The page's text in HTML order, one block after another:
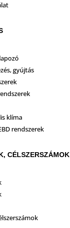
gyújtás
klíma
rendszerek
CÉLSZERSZÁMOK